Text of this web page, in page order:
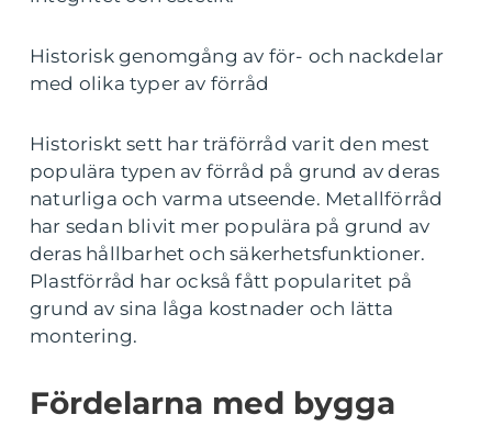
Historisk genomgång av för- och nackdelar
med olika typer av förråd
Historiskt sett har träförråd varit den mest
populära typen av förråd på grund av deras
naturliga och varma utseende. Metallförråd
har sedan blivit mer populära på grund av
deras hållbarhet och säkerhetsfunktioner.
Plastförråd har också fått popularitet på
grund av sina låga kostnader och lätta
montering.
Fördelarna med bygga